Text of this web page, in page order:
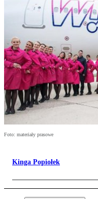
Foto: materiały prasowe
Kinga Popiołek